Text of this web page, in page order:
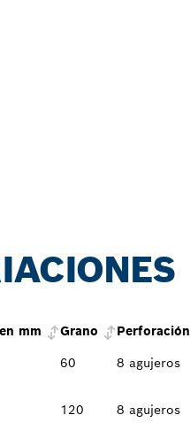
mm Grano Perforación
60 8 agujeros
120 8 agujeros